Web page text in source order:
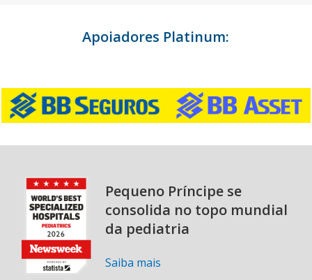
Apoiadores Platinum:
Pequeno Príncipe se
consolida no topo mundial
da pediatria
Saiba mais